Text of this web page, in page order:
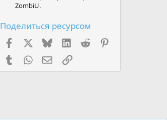
ZombiU.
Поделиться ресурсом
FacebookX (Twitter)
Bluesky LinkedInReddit
TumblrWhatsAppЭлектронная почта
Ссылка